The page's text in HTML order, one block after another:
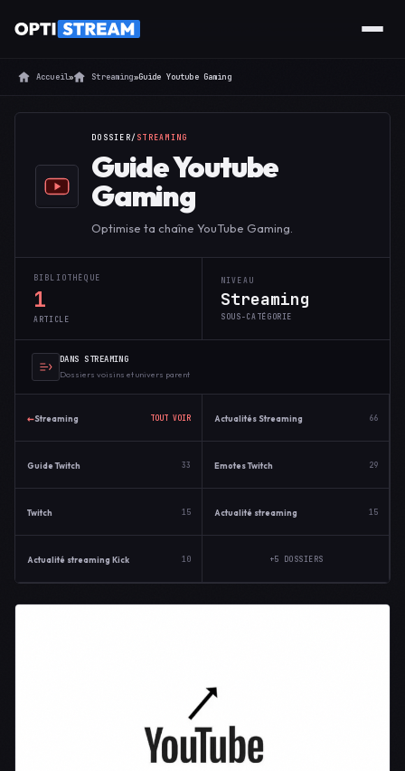
Accueil» Streaming»Guide Youtube Gaming
DOSSIER / STREAMING
Guide Youtube
Gaming
Optimise ta chaîne YouTube Gaming.
BIBLIOTHÈQUE
1
ARTICLE
NIVEAU
Streaming
SOUS-CATÉGORIE
DANS STREAMING
Dossiers voisins et univers parent
←Streaming TOUT VOIR Actualités Streaming 66
Guide Twitch 33 Emotes Twitch 29
Twitch 15 Actualité streaming 15
Actualité streaming Kick 10 +5 DOSSIERS